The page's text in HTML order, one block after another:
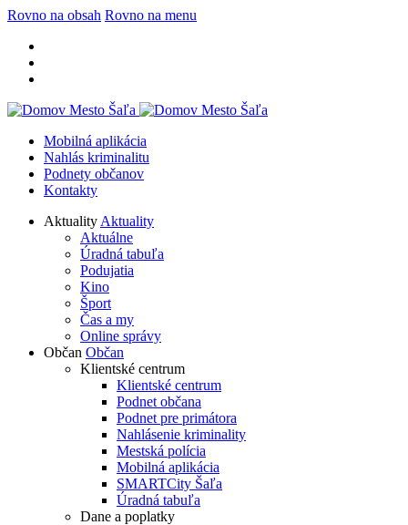
Rovno na obsah Rovno na menu
Mobilná aplikácia
Nahlás kriminalitu
Podnety občanov
Kontakty
Aktuality Aktuality
Aktuálne
Úradná tabuľa
Podujatia
Kino
Šport
Čas a my
Online správy
Občan Občan
Klientské centrum
Klientské centrum
Podnet občana
Podnet pre primátora
Nahlásenie kriminality
Mestská polícia
Mobilná aplikácia
SMARTCity Šaľa
Úradná tabuľa
Dane a poplatky